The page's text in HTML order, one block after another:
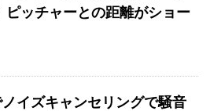
ピッチャーとの距離がショー
イズキャンセリングで騒音